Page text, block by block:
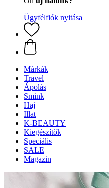
Ügyfélfiók nyitása
Márkák
Travel
Ápolás
Smink
Haj
Illat
K-BEAUTY
Kiegészítők
Speciális
SALE
Magazin